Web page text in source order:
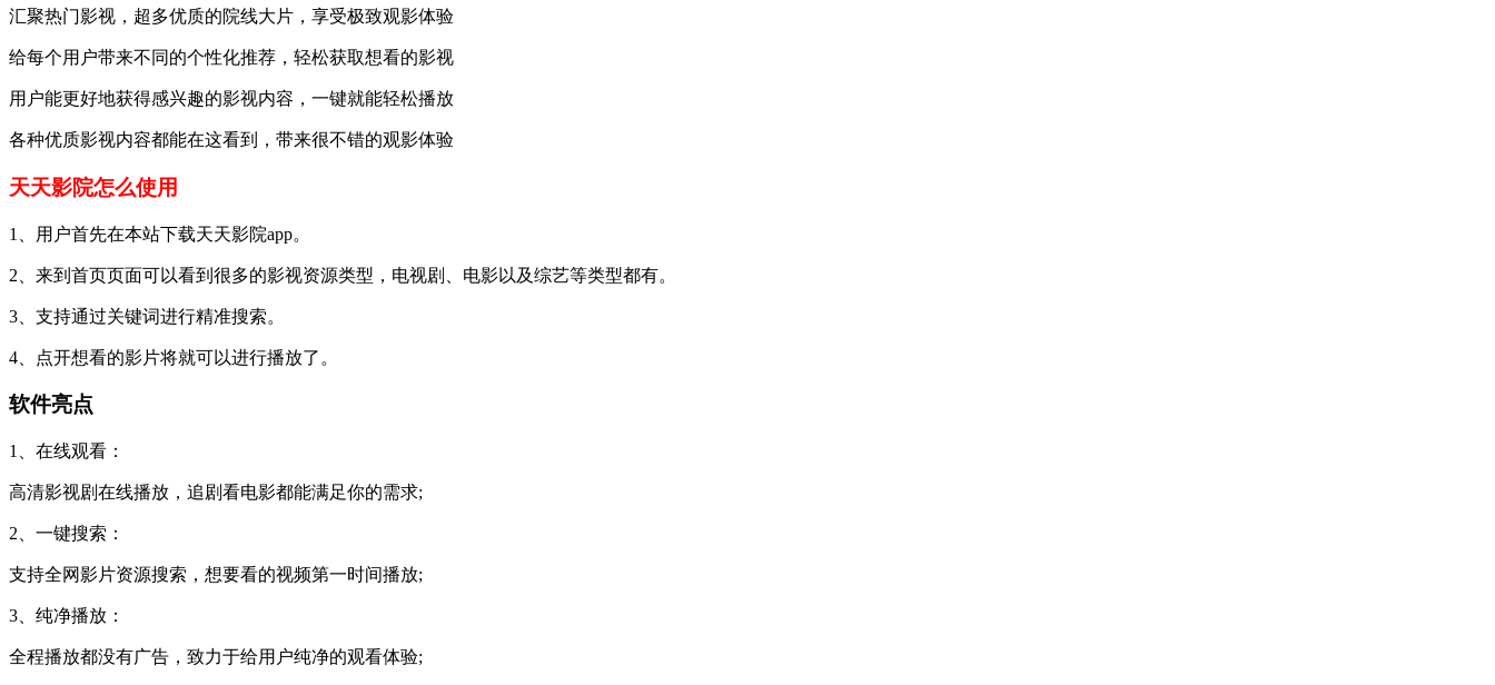
汇聚热门影视，超多优质的院线大片，享受极致观影体验
给每个用户带来不同的个性化推荐，轻松获取想看的影视
用户能更好地获得感兴趣的影视内容，一键就能轻松播放
各种优质影视内容都能在这看到，带来很不错的观影体验
天天影院怎么使用
1、用户首先在本站下载天天影院app。
2、来到首页页面可以看到很多的影视资源类型，电视剧、电影以及综艺等类型都有。
3、支持通过关键词进行精准搜索。
4、点开想看的影片将就可以进行播放了。
软件亮点
1、在线观看：
高清影视剧在线播放，追剧看电影都能满足你的需求;
2、一键搜索：
支持全网影片资源搜索，想要看的视频第一时间播放;
3、纯净播放：
全程播放都没有广告，致力于给用户纯净的观看体验;